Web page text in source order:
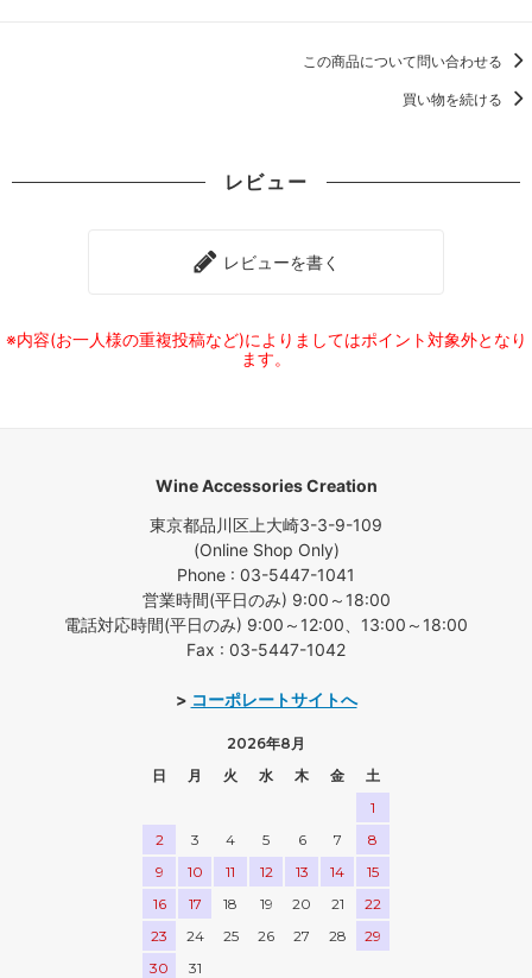
この商品について問い合わせる
買い物を続ける
レビュー
レビューを書く
※内容(お一人様の重複投稿など)によりましてはポイント対象外となり
ます。
Wine Accessories Creation
東京都品川区上大崎3-3-9-109
(Online Shop Only)
Phone : 03-5447-1041
営業時間(平日のみ) 9:00～18:00
電話対応時間(平日のみ) 9:00～12:00、13:00～18:00
Fax : 03-5447-1042
> コーポレートサイトへ
2026年8月
日
月 火 水 木 金
土
1
2
3 4 5 6 7
8
9
10 11 12 13 14
15
16
17 18 19 20 21
22
23
24 25 26 27 28
29
30
31